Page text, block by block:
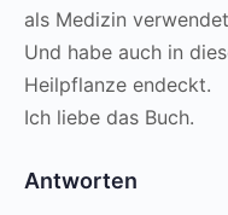
als Medizin
Und habe auch in
Heilpflanze endeckt.
Ich liebe das Buch.
Antworten